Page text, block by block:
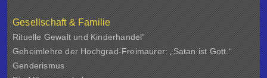
Gesellschaft & Familie
Rituelle Gewalt und Kinderhandel“
Geheimlehre der Hochgrad-Freimaurer: „Satan ist Gott.“
Genderismus